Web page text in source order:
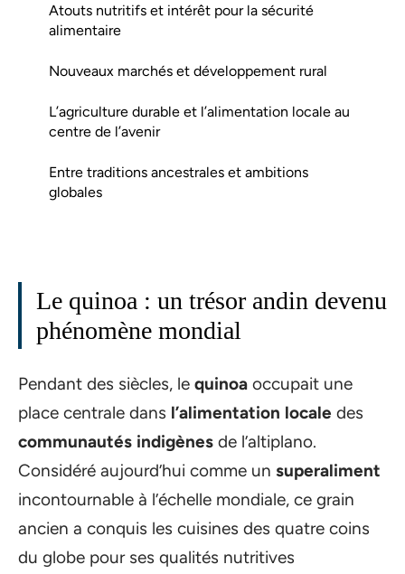
Atouts nutritifs et intérêt pour la sécurité
alimentaire
Nouveaux marchés et développement rural
L’agriculture durable et l’alimentation locale au
centre de l’avenir
Entre traditions ancestrales et ambitions
globales
Le quinoa : un trésor andin devenu
phénomène mondial
Pendant des siècles, le quinoa occupait une
place centrale dans l’alimentation locale des
communautés indigènes de l’altiplano.
Considéré aujourd’hui comme un superaliment
incontournable à l’échelle mondiale, ce grain
ancien a conquis les cuisines des quatre coins
du globe pour ses qualités nutritives